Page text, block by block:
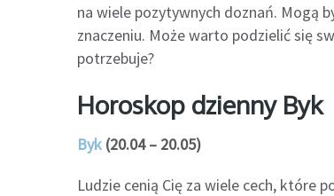
na wiele pozytywnych doznań. Mogą
znaczeniu. Może warto podzielić się
potrzebuje?
Horoskop dzienny Byk
Byk (20.04 – 20.05)
Ludzie cenią Cię za wiele cech, które